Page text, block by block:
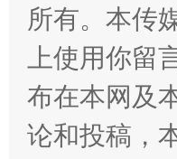
阿坝州三大球赛
所有。本传
上使用你
布在本网及
论和投稿，